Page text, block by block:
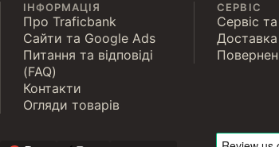
ІНФОРМАЦІЯ
Про Traficbank
Сайти та Google Ads
Питання та відповіді
(FAQ)
Контакти
Огляди товарів
СЕРВІС
Сервіс та